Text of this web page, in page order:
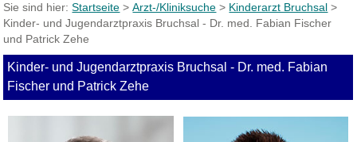
Sie sind hier:Startseite >Arzt-/Kliniksuche > Kinderarzt Bruchsal >
Kinder- und Jugendarztpraxis Bruchsal - Dr. med. Fabian Fischer
und Patrick Zehe
Kinder- und Jugendarztpraxis Bruchsal - Dr. med. Fabian
Fischer und Patrick Zehe